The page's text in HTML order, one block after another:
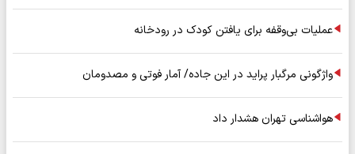
عملیات بی‌وقفه برای یافتن کودک در رودخانه
واژگونی مرگبار پراید در این جاده/ آمار فوتی و مصدومان
هواشناسی تهران هشدار داد